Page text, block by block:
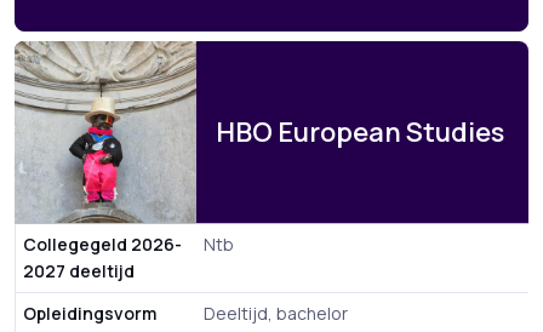
HBO European Studies
Collegegeld 2026-
2027 deeltijd
Ntb
Opleidingsvorm
Deeltijd, bachelor